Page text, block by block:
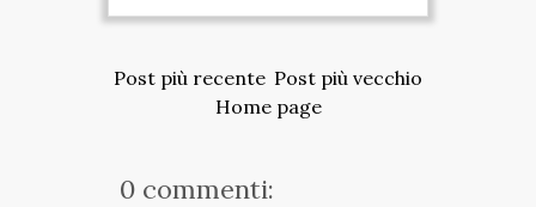
Post più recente Post più vecchio
Home page
0 commenti: